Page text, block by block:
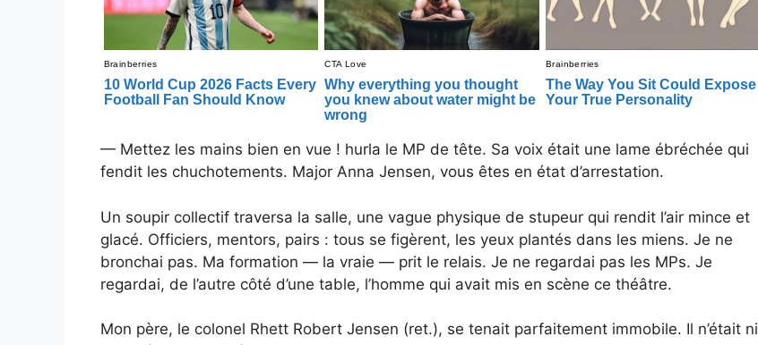
— Mettez les mains bien en vue ! hurla le MP de tête. Sa voix était une lame ébréchée qui
fendit les chuchotements. Major Anna Jensen, vous êtes en état d’arrestation.
Un soupir collectif traversa la salle, une vague physique de stupeur qui rendit l’air mince et
glacé. Officiers, mentors, pairs : tous se figèrent, les yeux plantés dans les miens. Je ne
bronchai pas. Ma formation — la vraie — prit le relais. Je ne regardai pas les MPs. Je
regardai, de l’autre côté d’une table, l’homme qui avait mis en scène ce théâtre.
Mon père, le colonel Rhett Robert Jensen (ret.), se tenait parfaitement immobile. Il n’était ni